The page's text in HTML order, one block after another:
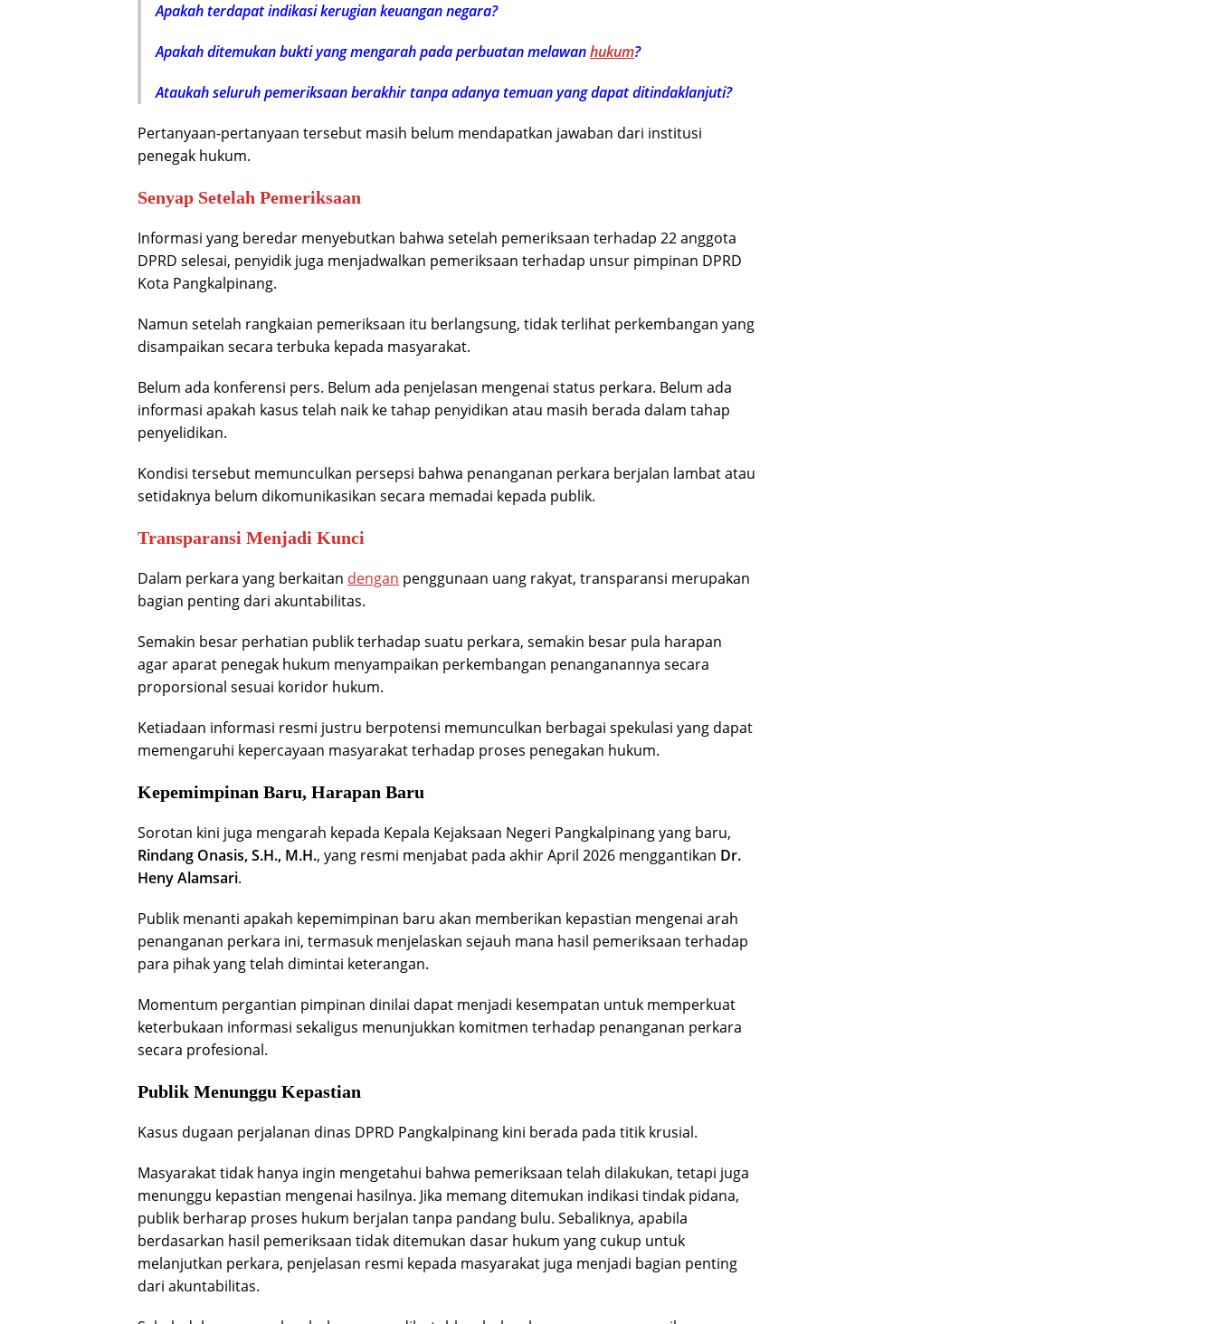
Apakah terdapat indikasi kerugian keuangan negara?
Apakah ditemukan bukti yang mengarah pada perbuatan melawanhukum?
Ataukah seluruh pemeriksaan berakhir tanpa adanya temuan yang dapat ditindaklanjuti?
Pertanyaan-pertanyaan tersebut masih belum mendapatkan jawaban dari institusi
penegak hukum.
Senyap Setelah Pemeriksaan
Informasi yang beredar menyebutkan bahwa setelah pemeriksaan terhadap 22 anggota
DPRD selesai, penyidik juga menjadwalkan pemeriksaan terhadap unsur pimpinan DPRD
Kota Pangkalpinang.
Namun setelah rangkaian pemeriksaan itu berlangsung, tidak terlihat perkembangan yang
disampaikan secara terbuka kepada masyarakat.
Belum ada konferensi pers. Belum ada penjelasan mengenai status perkara. Belum ada
informasi apakah kasus telah naik ke tahap penyidikan atau masih berada dalam tahap
penyelidikan.
Kondisi tersebut memunculkan persepsi bahwa penanganan perkara berjalan lambat atau
setidaknya belum dikomunikasikan secara memadai kepada publik.
Transparansi Menjadi Kunci
Dalam perkara yang berkaitan dengan penggunaan uang rakyat, transparansi merupakan
bagian penting dari akuntabilitas.
Semakin besar perhatian publik terhadap suatu perkara, semakin besar pula harapan
agar aparat penegak hukum menyampaikan perkembangan penanganannya secara
proporsional sesuai koridor hukum.
Ketiadaan informasi resmi justru berpotensi memunculkan berbagai spekulasi yang dapat
memengaruhi kepercayaan masyarakat terhadap proses penegakan hukum.
Kepemimpinan Baru, Harapan Baru
Sorotan kini juga mengarah kepada Kepala Kejaksaan Negeri Pangkalpinang yang baru,
Rindang Onasis, S.H., M.H., yang resmi menjabat pada akhir April 2026 menggantikan Dr.
Heny Alamsari.
Publik menanti apakah kepemimpinan baru akan memberikan kepastian mengenai arah
penanganan perkara ini, termasuk menjelaskan sejauh mana hasil pemeriksaan terhadap
para pihak yang telah dimintai keterangan.
Momentum pergantian pimpinan dinilai dapat menjadi kesempatan untuk memperkuat
keterbukaan informasi sekaligus menunjukkan komitmen terhadap penanganan perkara
secara profesional.
Publik Menunggu Kepastian
Kasus dugaan perjalanan dinas DPRD Pangkalpinang kini berada pada titik krusial.
Masyarakat tidak hanya ingin mengetahui bahwa pemeriksaan telah dilakukan, tetapi juga
menunggu kepastian mengenai hasilnya. Jika memang ditemukan indikasi tindak pidana,
publik berharap proses hukum berjalan tanpa pandang bulu. Sebaliknya, apabila
berdasarkan hasil pemeriksaan tidak ditemukan dasar hukum yang cukup untuk
melanjutkan perkara, penjelasan resmi kepada masyarakat juga menjadi bagian penting
dari akuntabilitas.